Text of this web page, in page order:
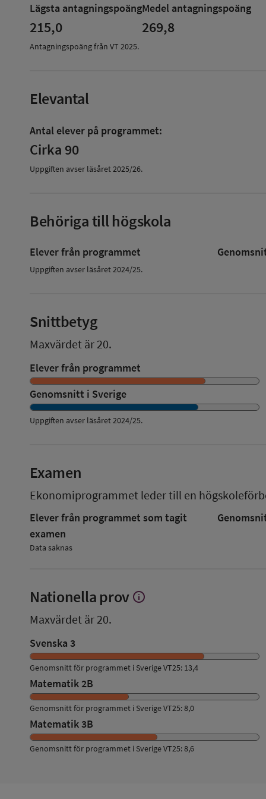
Antagningspoäng
Lägsta antagningspoäng
215,0
Medel antagningspoäng
269,8
Antagningspoäng från VT 2025.
Elevantal
Antal elever på programmet:
Cirka 90
Uppgiften avser läsåret2025/26.
Behöriga till högskola
Elever från programmet
Uppgiften avser läsåret 2024/25.
Snittbetyg
Maxvärdet är 20.
Elever från programmet
Genomsnitt i Sverige
Uppgiften avser läsåret2024/25.
Examen
Ekonomiprogrammet leder till en
Elever från programmet som tagit
examen
Data saknas
Nationella prov Visa
info
Maxvärdet är 20.
Svenska 3
Genomsnitt för programmet i Sverige VT25: 13,4
Matematik 2B
Genomsnitt för programmet i Sverige VT25: 8,0
Matematik 3B
Genomsnitt för programmet i Sverige VT25: 8,6